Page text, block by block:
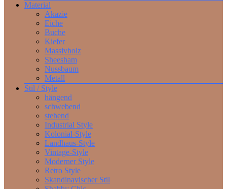
Material
Akazie
Eiche
Buche
Kiefer
Massivholz
Sheesham
Nussbaum
Metall
Stil / Style
hängend
schwebend
stehend
Industrial Style
Kolonial-Style
Landhaus-Style
Vintage-Style
Moderner Style
Retro Style
Skandinavischer Stil